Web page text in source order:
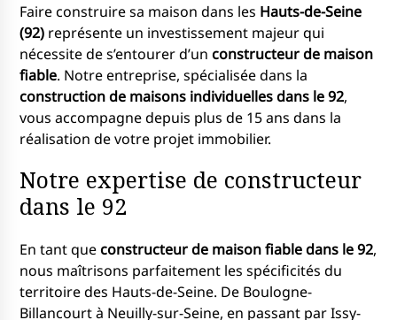
Faire construire sa maison dans les Hauts-de-Seine
(92) représente un investissement majeur qui
nécessite de s’entourer d’unconstructeur de maison
fiable. Notre entreprise, spécialisée dans la
construction de maisons individuelles dans le 92,
vous accompagne depuis plus de 15 ans dans la
réalisation de votre projet immobilier.
Notre expertise de constructeur
dans le 92
En tant queconstructeur de maison fiable dans le 92,
nous maîtrisons parfaitement les spécificités du
territoire des Hauts-de-Seine. De Boulogne-
Billancourt à Neuilly-sur-Seine, en passant par Issy-